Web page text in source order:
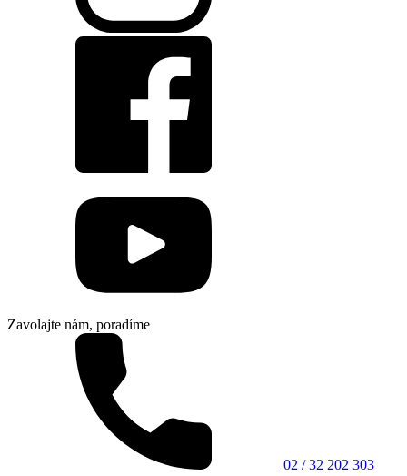
Zavolajte nám, poradíme
02 / 32 202 303